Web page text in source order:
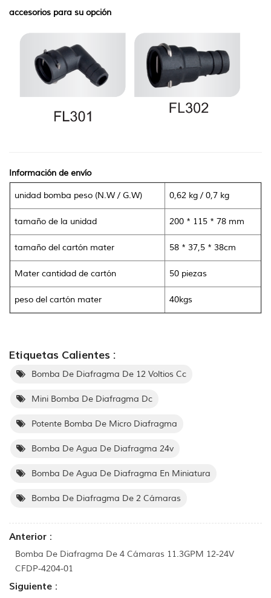
accesorios para su opción
Información de envío
unidad bomba peso (N.W / G.W) 0,62 kg / 0,7 kg
tamaño de la unidad 200 * 115 * 78 mm
tamaño del cartón mater 58 * 37,5 * 38cm
Mater cantidad de cartón 50 piezas
peso del cartón mater 40kgs
Etiquetas Calientes :
Bomba De Diafragma De 12 Voltios Cc
Mini Bomba De Diafragma Dc
Potente Bomba De Micro Diafragma
Bomba De Agua De Diafragma 24v
Bomba De Agua De Diafragma En Miniatura
Bomba De Diafragma De 2 Cámaras
Anterior :
Bomba De Diafragma De 4 Cámaras 11.3GPM 12-24V
CFDP-4204-01
Siguiente :